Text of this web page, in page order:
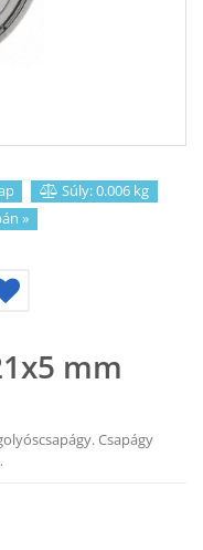
Súly: 0.006 kg
»
mm
Csapágy